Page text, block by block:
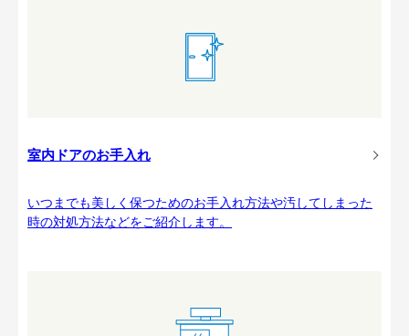
室内ドアのお手入れ
いつまでも美しく保つためのお手入れ方法や汚してしまった
時の対処方法などをご紹介します。